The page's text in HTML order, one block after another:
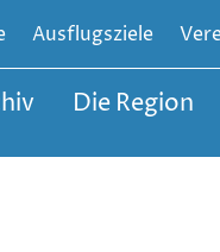
Ausflugsziele
Die Region